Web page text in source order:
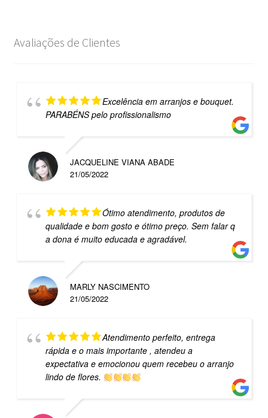
Avaliações de Clientes
Excelência em arranjos e bouquet.
PARABÉNS pelo profissionalismo
JACQUELINE VIANA ABADE
21/05/2022
Ótimo atendimento, produtos de
qualidade e bom gosto e ótimo preço. Sem falar q
a dona é muito educada e agradável.
MARLY NASCIMENTO
21/05/2022
Atendimento perfeito, entrega
rápida e o mais importante , atendeu a
expectativa e emocionou quem recebeu o arranjo
lindo de flores.